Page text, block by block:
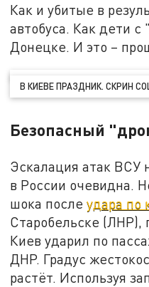
Как и убитые в
автобуса. Как дети с
Донецке. И это –
В КИЕВЕ ПРАЗДНИК. СКРИН
Безопасный
Эскалация атак ВСУ
в России очевидна.
шока послеудара по
Старобельске (ЛНР),
Киев ударил по
ДНР. Градус
растёт. Используя